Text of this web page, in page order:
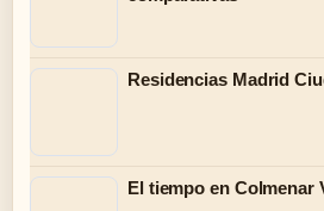
Residencias Madrid
El tiempo en Colmenar